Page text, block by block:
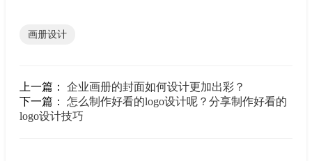
画册设计
上一篇： 企业画册的封面如何设计更加出彩？
下一篇： 怎么制作好看的logo设计呢？分享制作好看的
logo设计技巧